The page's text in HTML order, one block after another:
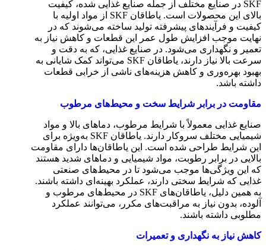
SKF در صنایع مختلف از جمله صنایع غذایی شده، کیفیت
بالای این محصولات است. یاطاقان SKF از مواد اولیه با
کیفیت و فرآیندهای پیشرفته تولید ساخته می‌شوند که در
نهایت موجب افزایش طول عمر این قطعات و کاهش نیاز به
تعمیر و نگهداری می‌شود. در صنایع غذایی، که به دقت و
سرعت بالا نیاز دارند، یاطاقان SKF می‌تواند کمک شایانی به
بهبود بهره‌وری و کاهش هزینه‌های ناشی از خرابی قطعات
داشته باشد.
مقاومت در برابر شرایط سخت و محیط‌های مرطوب
صنایع غذایی معمولاً با شرایط مرطوب، دماهای بالا و مواد
شیمیایی مختلف سروکار دارند. یاطاقان SKF به‌ویژه برای
این شرایط طراحی شده است. این یاطاقان‌ها دارای مقاومت
بالایی در برابر رطوبت، مواد شیمیایی و دماهای شدید هستند
که این ویژگی‌ها موجب می‌شود تا در محیط‌های صنعتی
غذایی که شرایط سختی دارند، عملکرد بهینه‌ای داشته باشند.
به همین دلیل، یاطاقان‌های SKF در محیط‌های مرطوب و
آلوده، بدون نیاز به مراقبت‌های مکرر، می‌توانند عملکرد
مطلوبی داشته باشند.
کاهش نیاز به نگهداری و تعمیرات